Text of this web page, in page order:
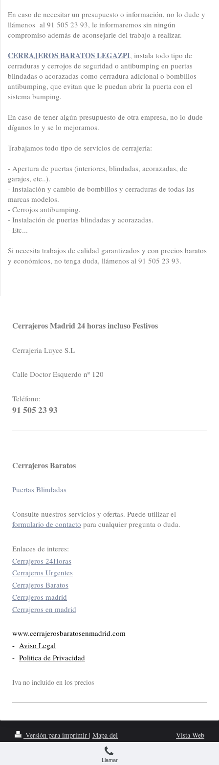
En caso de necesitar un presupuesto o información, no lo dude y
llámenos al 91 505 23 93, le informaremos sin ningún
compromiso además de aconsejarle del trabajo a realizar.
CERRAJEROS BARATOS LEGAZPI, instala todo tipo de
cerraduras y cerrojos de seguridad o antibumping en puertas
blindadas o acorazadas como cerradura adicional o bombillos
antibumping, que evitan que le puedan abrir la puerta con el
sistema bumping.
En caso de tener algún presupuesto de otra empresa, no lo dude
díganos lo y se lo mejoramos.
Trabajamos todo tipo de servicios de cerrajería:
- Apertura de puertas (interiores, blindadas, acorazadas, de
garajes, etc..).
- Instalación y cambio de bombillos y cerraduras de todas las
marcas modelos.
- Cerrojos antibumping.
- Instalación de puertas blindadas y acorazadas.
- Etc...
Si necesita trabajos de calidad garantizados y con precios baratos
y económicos, no tenga duda, llámenos al 91 505 23 93.
Cerrajeros Madrid 24 horas incluso Festivos
Cerrajeria Luyce S.L
Calle Doctor Esquerdo nº 120
Teléfono:
91 505 23 93
Cerrajeros Baratos
Puertas Blindadas
Consulte nuestros servicios y ofertas. Puede utilizar el
formulario de contacto para cualquier pregunta o duda.
Enlaces de interes:
Cerrajeros 24Horas
Cerrajeros Urgentes
Cerrajeros Baratos
Cerrajeros madrid
Cerrajeros en madrid
www.cerrajerosbaratosenmadrid.com
- Aviso Legal
- Politica de Privacidad
Iva no incluido en los precios
Versión para imprimir | Mapa del
sitio
www.cerrajerosbaratosenmadrid.com
Vista Web
Llamar